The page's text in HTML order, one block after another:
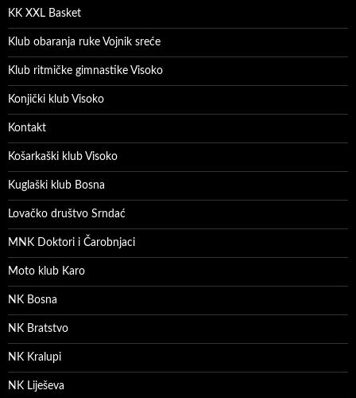
KK XXL Basket
Klub obaranja ruke Vojnik sreće
Klub ritmičke gimnastike Visoko
Konjički klub Visoko
Kontakt
Košarkaški klub Visoko
Kuglaški klub Bosna
Lovačko društvo Srndać
MNK Doktori i Čarobnjaci
Moto klub Karo
NK Bosna
NK Bratstvo
NK Kralupi
NK Liješeva